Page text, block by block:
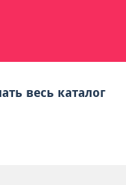
весь каталог